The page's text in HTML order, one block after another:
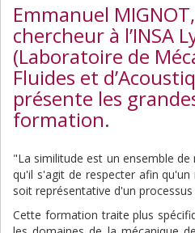
Emmanuel
chercheur à l’INSA
(Laboratoire de
Fluides et
présente les
formation.
"La similitude est un ensemble
qu'il s'agit de respecter afin
soit représentative d'un processus
Cette formation traite plus